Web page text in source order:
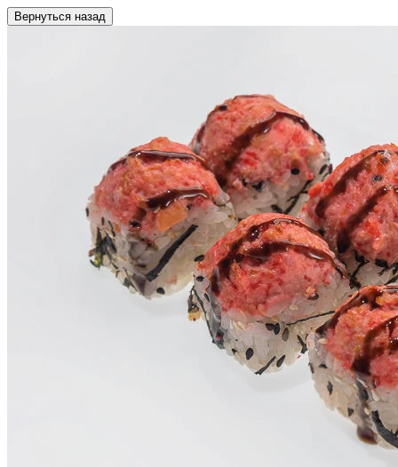
Вернуться назад